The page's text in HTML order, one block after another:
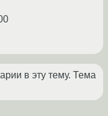
в эту тему. Тема